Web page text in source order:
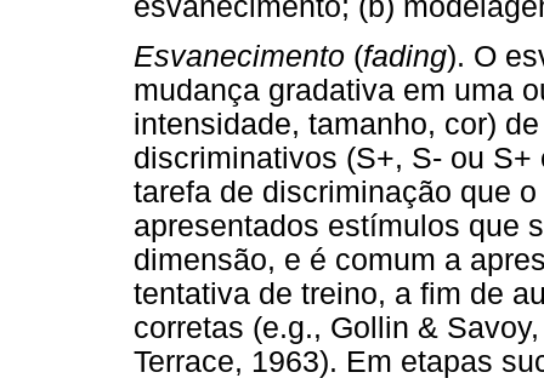
esvanecimento; (b)
Esvanecimento (fading). O
mudança gradativa em uma
intensidade, tamanho, cor)
discriminativos (S+, S- ou
tarefa de discriminação que
apresentados estímulos que
dimensão, e é comum a
tentativa de treino, a fim de
corretas (e.g., Gollin &
Terrace, 1963). Em etapas